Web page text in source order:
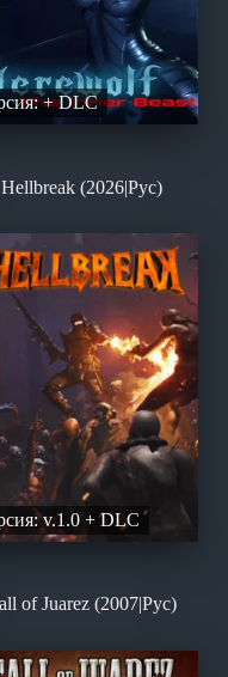
+ DLC
Hellbreak (2026|Рус)
v.1.0 + DLC
of Juarez (2007|Рус)